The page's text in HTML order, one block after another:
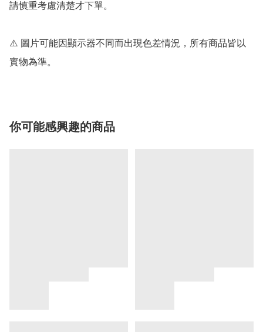
請慎重考慮清楚才下單。
⚠️ 圖片可能因顯示器不同而出現色差情況，所有商品皆以
實物為準。
你可能感興趣的商品